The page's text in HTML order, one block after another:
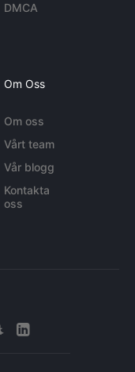
DMCA
Om Oss
Om oss
Vårt team
Vår blogg
Kontakta
oss